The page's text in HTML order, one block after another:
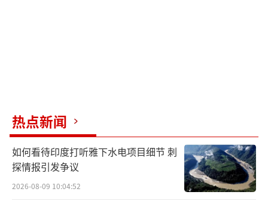
热点新闻
如何看待印度打听雅下水电项目细节 刺
探情报引发争议
2026-08-09 10:04:52